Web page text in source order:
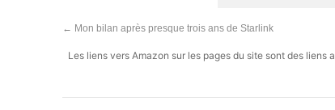
← Mon bilan après presque trois ans de Starlink
Les liens vers Amazon sur les pages du site sont des